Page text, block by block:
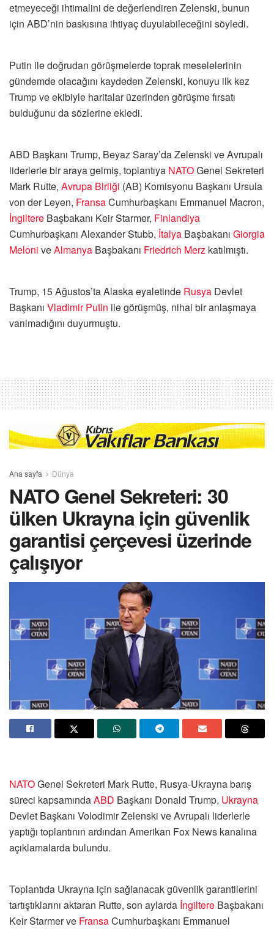
etmeyeceği ihtimalini de değerlendiren Zelenski, bunun
için ABD’nin baskısına ihtiyaç duyulabileceğini söyledi.
Putin ile doğrudan görüşmelerde toprak meselelerinin
gündemde olacağını kaydeden Zelenski, konuyu ilk kez
Trump ve ekibiyle haritalar üzerinden görüşme fırsatı
bulduğunu da sözlerine ekledi.
ABD Başkanı Trump, Beyaz Saray’da Zelenski ve Avrupalı
liderlerle bir araya gelmiş, toplantıya NATOGenel Sekreteri
Mark Rutte, Avrupa Birliği (AB) Komisyonu Başkanı Ursula
von der Leyen, FransaCumhurbaşkanı Emmanuel Macron,
İngiltere Başbakanı Keir Starmer, Finlandiya
Cumhurbaşkanı Alexander Stubb, İtalya Başbakanı Giorgia
Meloni veAlmanya Başbakanı Friedrich Merz katılmıştı.
Trump, 15 Ağustos’ta Alaska eyaletinde Rusya Devlet
Başkanı Vladimir Putin ile görüşmüş, nihai bir anlaşmaya
varılmadığını duyurmuştu.
Ana sayfa Dünya
NATO Genel Sekreteri: 30
ülken Ukrayna için güvenlik
garantisi çerçevesi üzerinde
çalışıyor
NATOGenel Sekreteri Mark Rutte, Rusya-Ukrayna barış
süreci kapsamındaABD Başkanı Donald Trump, Ukrayna
Devlet Başkanı Volodimir Zelenski ve Avrupalı liderlerle
yaptığı toplantının ardından Amerikan Fox News kanalına
açıklamalarda bulundu.
Toplantıda Ukrayna için sağlanacak güvenlik garantilerini
tartıştıklarını aktaran Rutte, son aylarda İngiltere Başbakanı
Keir Starmer ve FransaCumhurbaşkanı Emmanuel